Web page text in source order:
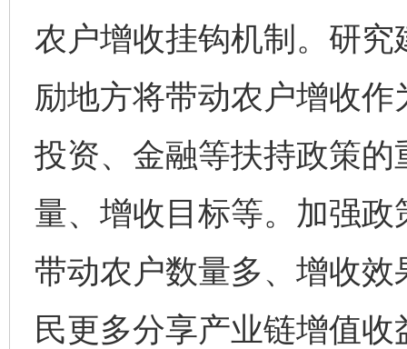
农户增收挂钩机制。研
励地方将带动农户增收
投资、金融等扶持政策
量、增收目标等。加强
带动农户数量多、增收
民更多分享产业链增值收